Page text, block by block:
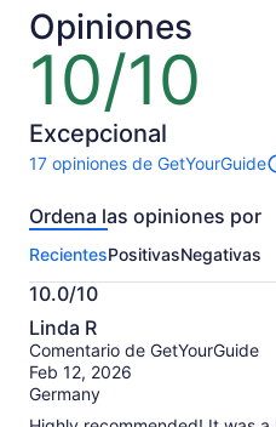
por
adulto
Opiniones
10/10
10
10
Excepcional
17 opiniones de GetYourGuide
Hay
opiniones
esta
actividad.
Más
información
sobre
nuestras
opiniones
Ordena las opiniones por
RecientesPositivasNegativas
10.0/10
10.0
de
10
Linda R
Comentario de GetYourGuide
Feb 12, 2026
Germany